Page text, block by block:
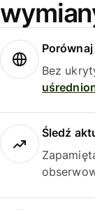
Bez
Śledź